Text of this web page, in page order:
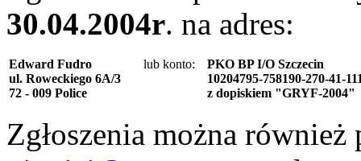
30.04.2004r. na adres:
Edward Fudro
ul. Roweckiego 6A/3
72 - 009 Police
lub konto:
PKO BP I/O Szczecin
10204795-758190-270-41-
z dopiskiem "GRYF-2004"
Zgłoszenia można również